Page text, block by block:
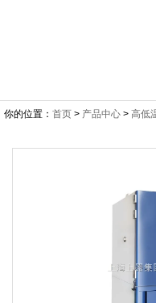
你的位置： 首页 > 产品中心 > 高低